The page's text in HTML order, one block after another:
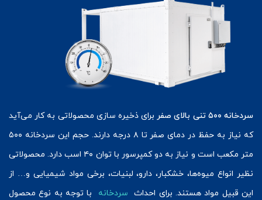
سردخانه ۵۰۰ تنی بالای صفر
برای ذخیره سازی محصولاتی به کار می‌آید
که نیاز به حفظ در دمای صفر تا ۸ درجه دارند. حجم این سردخانه ۵۰۰
متر مکعب است و نیاز به دو کمپرسور با توان ۴۰ اسب دارد. محصولاتی
نظیر انواع میوه‌ها، خشکبار، دارو، لبنیات، برخی مواد شیمیایی و… از
این قبیل مواد هستند. برای احداث سردخانه
با توجه به نوع محصول